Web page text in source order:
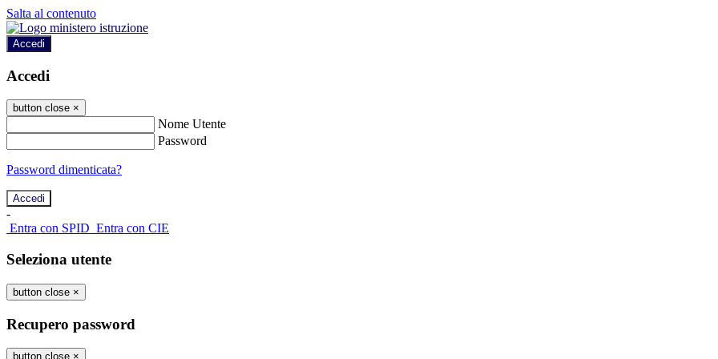
Salta al contenuto
Accedi
Accedi
button close ×
Nome Utente
Password
Password dimenticata?
-
Entra con SPID Entra con CIE
Seleziona utente
button close ×
Recupero password
button close ×